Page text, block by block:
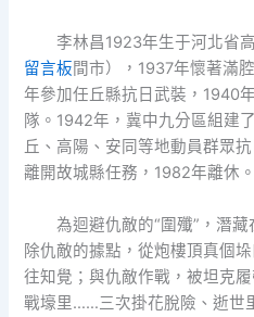
李林昌1923年生于河北省
留言板間市），1937年懷著滿
年參加任丘縣抗日武裝，1940
隊。1942年，冀中九分區組建
丘、高陽、安同等地動員群眾
離開故城縣任務，1982年離休。
為迴避仇敵的“圍殲”，潛
除仇敵的據點，從炮樓頂真個
往知覺；與仇敵作戰，被坦克
戰壕里……三次掛花脫險、逝世